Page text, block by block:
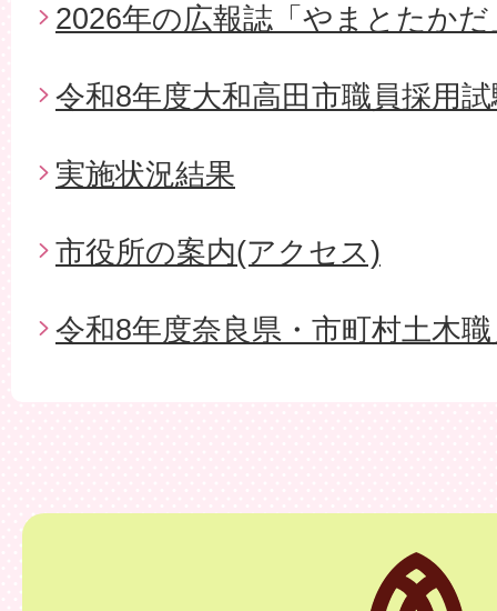
2026年の広報誌「やまとたかだ
令和8年度大和高田市職員採用
実施状況結果
市役所の案内(アクセス)
令和8年度奈良県・市町村土木